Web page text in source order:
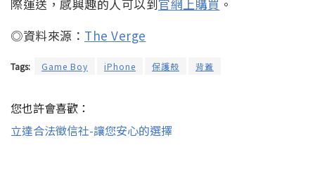
際運送，感興趣的人可以到官網上購買 。
◎資料來源： The Verge
Tags: Game Boy iPhone 保護殼 背蓋
您也許會喜歡：
立達合法徵信社-讓您安心的選擇